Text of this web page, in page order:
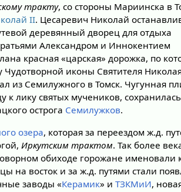
тракту, со стороны Мариинска в
II. Цесаревич Николай
деревянный дворец для отдыха
Александром и Иннокентием
красная «царская» дорожка, по
иконы Святителя
из Семилужного в Томск. Чугунная
лику святых мучеников,
острога Семилужков.
озера, которая за переездом ж.д.
Иркутским трактом. Так более
обиходе горожане именовали
на восток и за ж.д. путями стали
заводы «Керамик» иТЗКМиИ,